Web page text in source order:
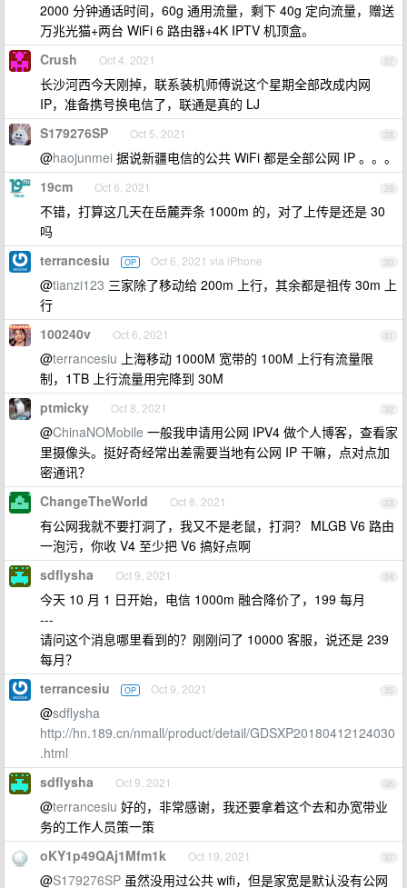
2000 分钟通话时间，60g 通用流量，剩下 40g 定向流量，赠送
万兆光猫+两台 WiFi 6 路由器+4K IPTV 机顶盒。
27
Crush Oct 4, 2021
长沙河西今天刚掉，联系装机师傅说这个星期全部改成内网
IP，准备携号换电信了，联通是真的 LJ
28
S179276SP Oct 5, 2021
@haojunmei 据说新疆电信的公共 WiFi 都是全部公网 IP 。。。
29
19cm Oct 6, 2021
不错，打算这几天在岳麓弄条 1000m 的，对了上传是还是 30
吗
30
terrancesiu OP Oct 6, 2021 via iPhone
@tianzi123 三家除了移动给 200m 上行，其余都是祖传 30m 上
行
31
100240v Oct 6, 2021
@terrancesiu 上海移动 1000M 宽带的 100M 上行有流量限
制，1TB 上行流量用完降到 30M
32
ptmicky Oct 8, 2021
@ChinaNOMobile 一般我申请用公网 IPV4 做个人博客，查看家
里摄像头。挺好奇经常出差需要当地有公网 IP 干嘛，点对点加
密通讯？
33
ChangeTheWorld Oct 8, 2021
有公网我就不要打洞了，我又不是老鼠，打洞？ MLGB V6 路由
一泡污，你收 V4 至少把 V6 搞好点啊
34
sdflysha Oct 9, 2021
今天 10 月 1 日开始，电信 1000m 融合降价了，199 每月
---
请问这个消息哪里看到的？刚刚问了 10000 客服，说还是 239
每月？
35
terrancesiu OP Oct 9, 2021
@sdflysha
http://hn.189.cn/nmall/product/detail/GDSXP20180412124030
.html
36
sdflysha Oct 9, 2021
@terrancesiu 好的，非常感谢，我还要拿着这个去和办宽带业
务的工作人员策一策
37
oKY1p49QAj1Mfm1k Oct 19, 2021
@S179276SP 虽然没用过公共 wifi，但是家宽是默认没有公网